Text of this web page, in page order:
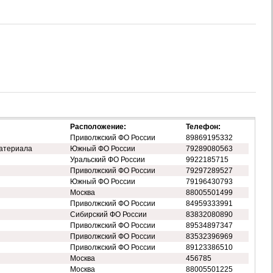
Расположение:
Телефон:
Приволжский ФО России
89869195332
Южный ФО России
79289080563
Уральский ФО России
9922185715
Приволжский ФО России
79297289527
Южный ФО России
79196430793
Москва
88005501499
Приволжский ФО России
84959333991
Сибирский ФО России
83832080890
Приволжский ФО России
89534897347
Приволжский ФО России
83532396969
Приволжский ФО России
89123386510
Москва
456785
Москва 88005501225